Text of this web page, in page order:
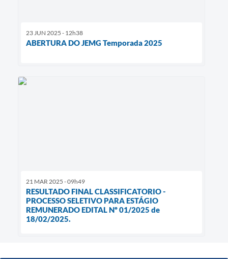
23 JUN 2025 - 12h38
ABERTURA DO JEMG Temporada 2025
21 MAR 2025 - 09h49
RESULTADO FINAL CLASSIFICATORIO -
PROCESSO SELETIVO PARA ESTÁGIO
REMUNERADO EDITAL Nº 01/2025 de
18/02/2025.